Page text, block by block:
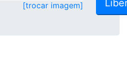
[trocar imagem]